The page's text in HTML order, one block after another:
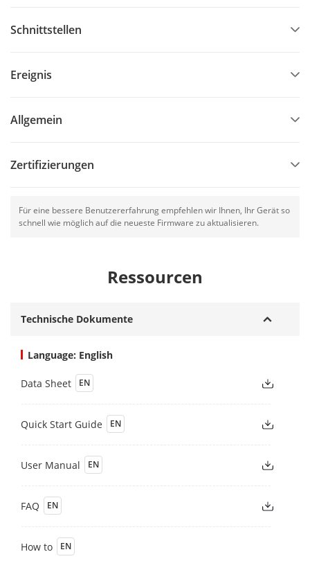
Schnittstellen
Ereignis
Allgemein
Zertifizierungen
Für eine bessere Benutzererfahrung empfehlen wir Ihnen, Ihr Gerät so
schnell wie möglich auf die neueste Firmware zu aktualisieren.
Ressourcen
Technische Dokumente
Language: English
Data Sheet EN
Quick Start Guide EN
User Manual EN
FAQ EN
How to EN